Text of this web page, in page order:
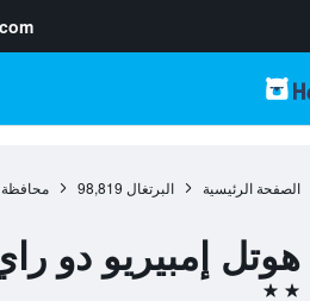
الصفحة الرئيسية البرتغال 98,819 محافظة
هوتل إمبيريو دو
2 نجمتين